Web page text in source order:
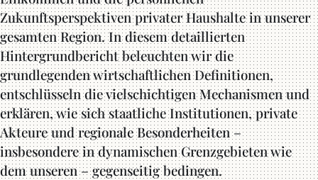
Zukunftsperspektiven privater Haushalte in unserer
gesamten Region. In diesem detaillierten
Hintergrundbericht beleuchten wir die
grundlegenden wirtschaftlichen Definitionen,
entschlüsseln die vielschichtigen Mechanismen und
erklären, wie sich staatliche Institutionen, private
Akteure und regionale Besonderheiten –
insbesondere in dynamischen Grenzgebieten wie
dem unseren – gegenseitig bedingen.